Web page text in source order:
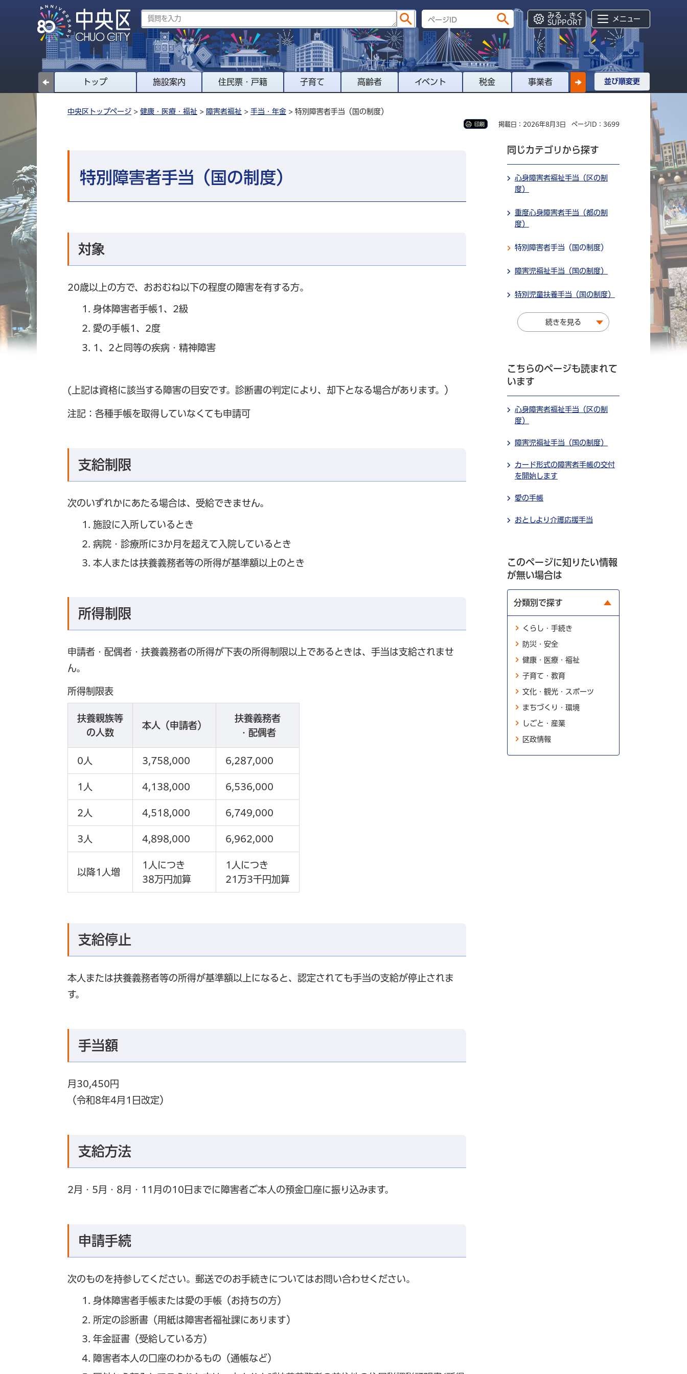
みる・きく
SUPPORT
メニュー
トップ 施設案内 住民票・戸籍 子育て 高齢者 イベント 税金 事業者 並び順変更
中央区トップページ > 健康・医療・福祉 > 障害者福祉 > 手当・年金 > 特別障害者手当（国の制度）
印刷 掲載日：2026年8月3日 ページID：3699
特別障害者手当（国の制度）
対象
20歳以上の方で、おおむね以下の程度の障害を有する方。
身体障害者手帳1、2級
愛の手帳1、2度
1、2と同等の疾病・精神障害
(上記は資格に該当する障害の目安です。診断書の判定により、却下となる場合があります。）
注記：各種手帳を取得していなくても申請可
支給制限
次のいずれかにあたる場合は、受給できません。
施設に入所しているとき
病院・診療所に3か月を超えて入院しているとき
本人または扶養義務者等の所得が基準額以上のとき
所得制限
申請者・配偶者・扶養義務者の所得が下表の所得制限以上であるときは、手当は支給されませ
ん。
所得制限表
扶養親族等
の人数
本人（申請者）
扶養義務者
・配偶者
0人 3,758,000 6,287,000
1人 4,138,000 6,536,000
2人 4,518,000 6,749,000
3人 4,898,000 6,962,000
以降1人増
1人につき
38万円加算
1人につき
21万3千円加算
支給停止
本人または扶養義務者等の所得が基準額以上になると、認定されても手当の支給が停止されま
す。
手当額
月30,450円
（令和8年4月1日改定）
支給方法
2月・5月・8月・11月の10日までに障害者ご本人の預金口座に振り込みます。
申請手続
次のものを持参してください。郵送でのお手続きについてはお問い合わせください。
身体障害者手帳または愛の手帳（お持ちの方）
所定の診断書（用紙は障害者福祉課にあります）
年金証書（受給している方）
障害者本人の口座のわかるもの（通帳など）
同じカテゴリから探す
心身障害者福祉手当（区の制
度）
重度心身障害者手当（都の制
度）
特別障害者手当（国の制度）
障害児福祉手当（国の制度）
特別児童扶養手当（国の制度）
続きを見る
こちらのページも読まれて
います
心身障害者福祉手当（区の制
度）
障害児福祉手当（国の制度）
カード形式の障害者手帳の交付
を開始します
愛の手帳
おとしより介護応援手当
このページに知りたい情報
が無い場合は
分類別で探す
くらし・手続き
防災・安全
健康・医療・福祉
子育て・教育
文化・観光・スポーツ
まちづくり・環境
しごと・産業
区政情報